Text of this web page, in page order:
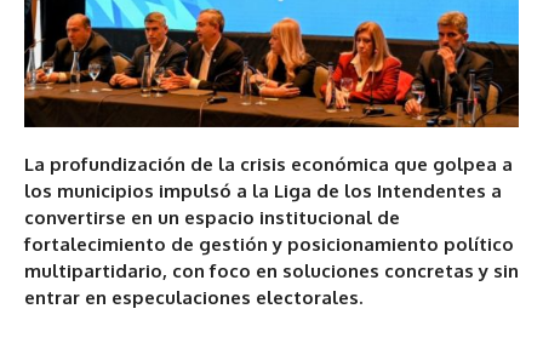
La profundización de la crisis económica que golpea a
los municipios impulsó a la Liga de los Intendentes a
convertirse en un espacio institucional de
fortalecimiento de gestión y posicionamiento político
multipartidario, con foco en soluciones concretas y sin
entrar en especulaciones electorales.